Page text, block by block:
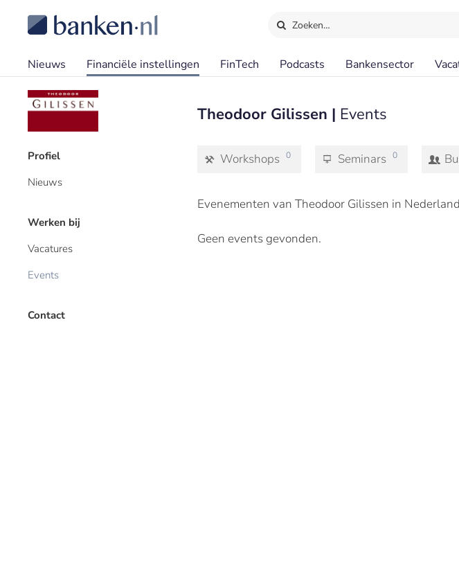
Zoeken…
Nieuws Financiële instellingen FinTech Podcasts Bankensector
Profiel
Nieuws
Werken bij
Vacatures
Events
Contact
Theodoor Gilissen | Events
Workshops 0 Seminars 0
Evenementen van Theodoor Gilissen in
Geen events gevonden.